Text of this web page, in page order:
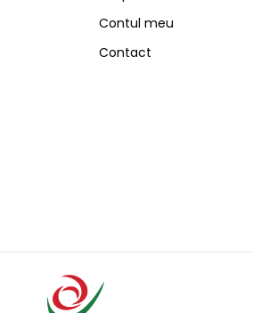
Contul meu
Contact